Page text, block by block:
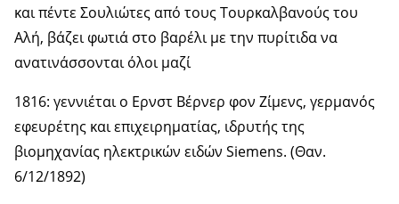
και πέντε Σουλιώτες από τους Τουρκαλβανούς του
Αλή, βάζει φωτιά στο βαρέλι με την πυρίτιδα να
ανατινάσσονται όλοι μαζί
1816: γεννιέται ο Ερνστ Βέρνερ φον Ζίμενς, γερμανός
εφευρέτης και επιχειρηματίας, ιδρυτής της
βιομηχανίας ηλεκτρικών ειδών Siemens. (Θαν.
6/12/1892)